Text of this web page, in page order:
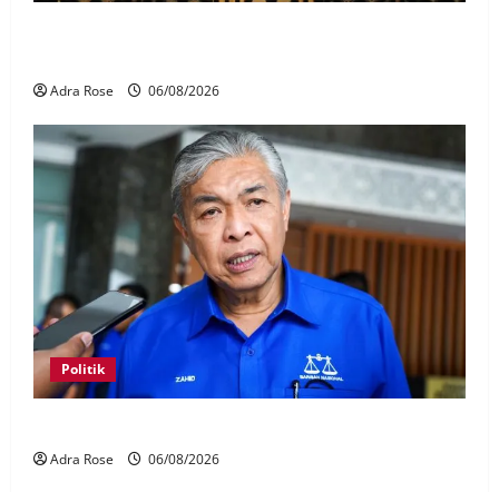
Adra Rose 06/08/2026
Politik
Adra Rose 06/08/2026